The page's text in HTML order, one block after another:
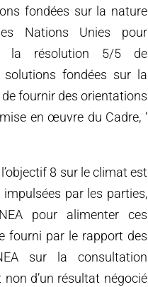
fondées sur la nature
Nations Unies pour
à la résolution 5/5 de
solutions fondées sur la
fournir des orientations
en œuvre du Cadre, ‘
8 sur le climat est
impulsées par les parties,
pour alimenter ces
fourni par le rapport des
sur la consultation
d’un résultat négocié